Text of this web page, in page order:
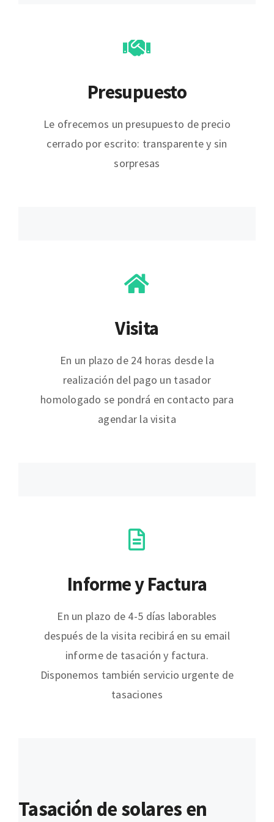
Presupuesto
Le ofrecemos un presupuesto de precio
cerrado por escrito: transparente y sin
sorpresas
Visita
En un plazo de 24 horas desde la
realización del pago un tasador
homologado se pondrá en contacto para
agendar la visita
Informe y Factura
En un plazo de 4-5 días laborables
después de la visita recibirá en su email
informe de tasación y factura.
Disponemos también servicio urgente de
tasaciones
Tasación de solares en